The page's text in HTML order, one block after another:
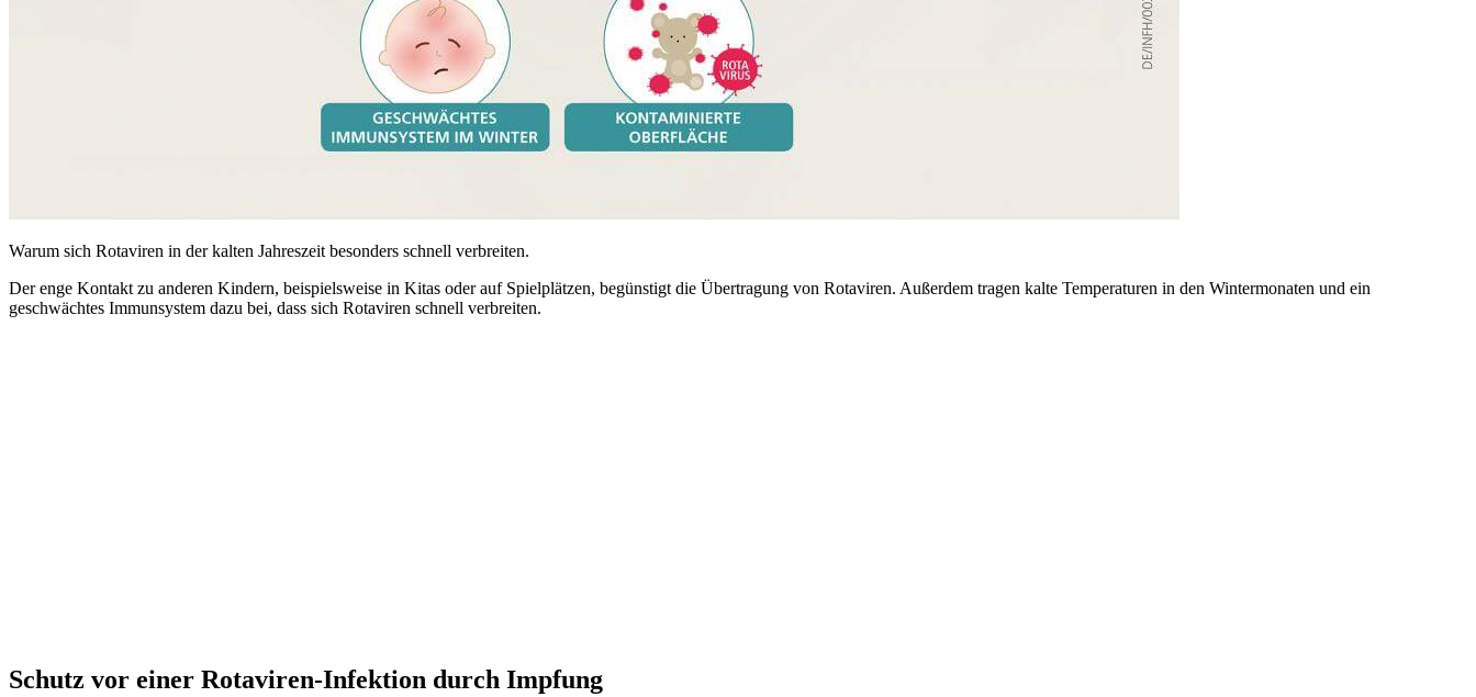
Warum sich Rotaviren in der kalten Jahreszeit besonders schnell verbreiten.
Der enge Kontakt zu anderen Kindern, beispielsweise in Kitas oder auf Spielplätzen, begünstigt die Übertragung von Rotaviren. Außerdem tragen kalte Temperaturen in den Wintermonaten und ein
geschwächtes Immunsystem dazu bei, dass sich Rotaviren schnell verbreiten.
Schutz vor einer Rotaviren-Infektion durch Impfung